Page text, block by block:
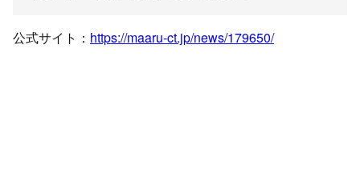
公式サイト： https://maaru-ct.jp/news/179650/